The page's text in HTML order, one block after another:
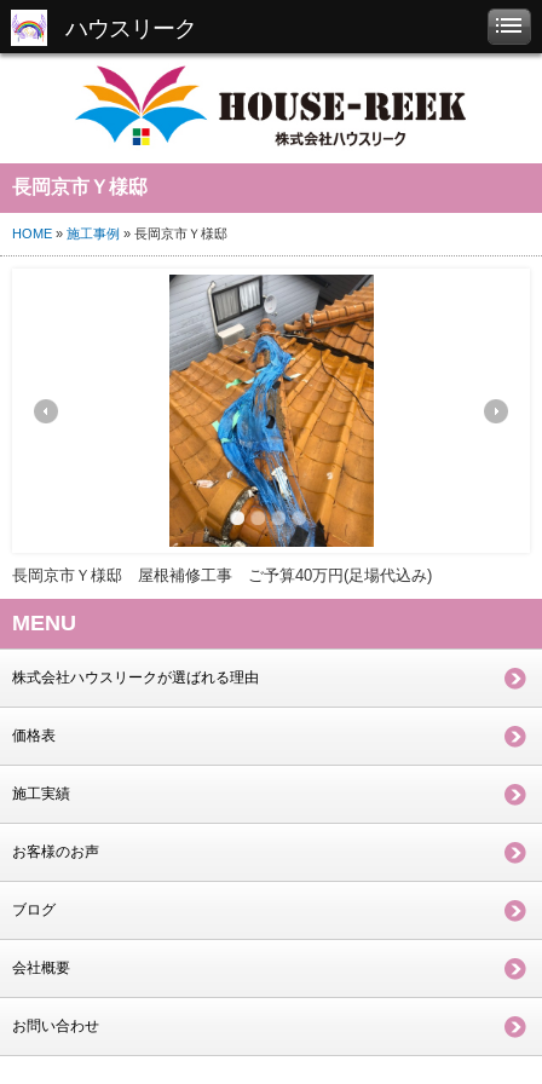
ハウスリーク
長岡京市Ｙ様邸
HOME » 施工事例 » 長岡京市Ｙ様邸
長岡京市Ｙ様邸 屋根補修工事 ご予算40万円(足場代込み)
MENU
株式会社ハウスリークが選ばれる理由
価格表
施工実績
お客様のお声
ブログ
会社概要
お問い合わせ